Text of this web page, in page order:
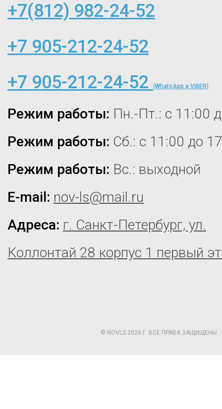
© NOVLS 2026 Г. ВСЕ ПРАВА ЗАЩИЩЕНЫ
+7(812) 982-24-52
+7 905-212-24-52
+7 905-212-24-52
(WhatsApp и VIBER)
Режим работы: Пн.-Пт.: с 11:00
Режим работы: Сб.: с 11:00 до
Режим работы: Вс.: выходной
E-mail: nov-ls@mail.ru
Адреса: г. Санкт-Петербург, ул.
Коллонтай 28 корпус 1 первый